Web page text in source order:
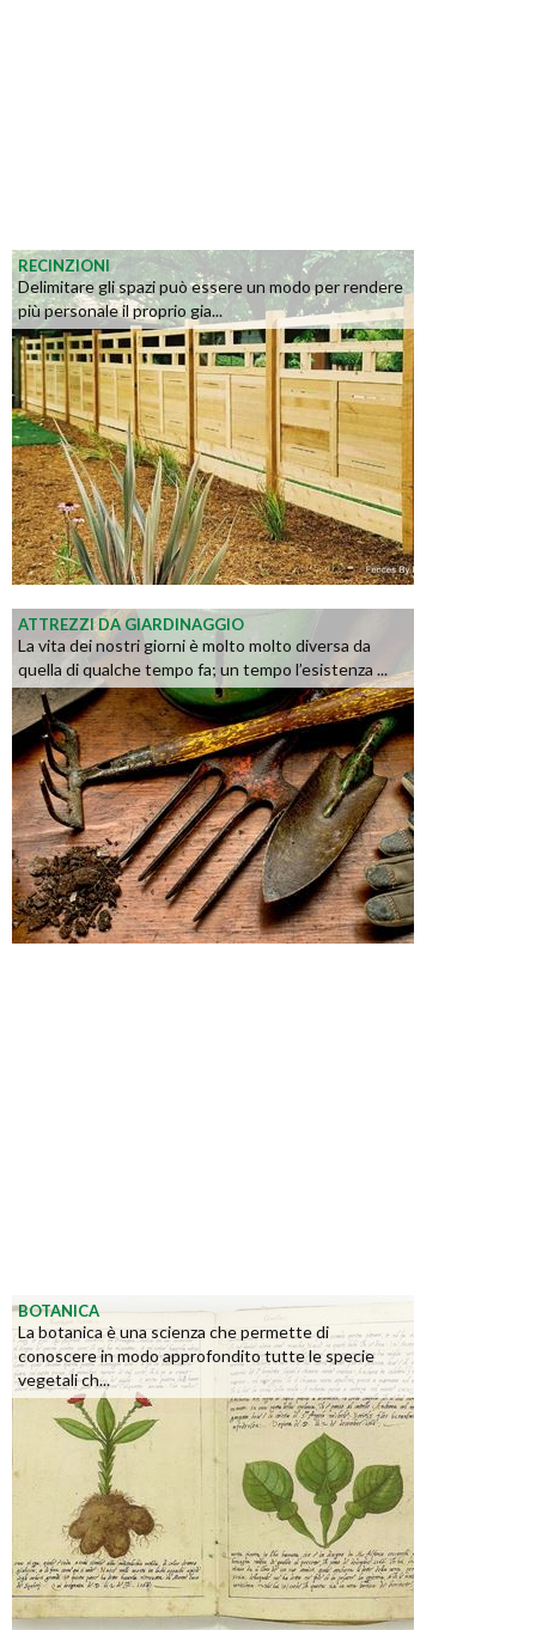
RECINZIONI
Delimitare gli spazi può essere un modo per rendere
più personale il proprio gia...
ATTREZZI DA GIARDINAGGIO
La vita dei nostri giorni è molto molto diversa da
quella di qualche tempo fa; un tempo l’esistenza ...
BOTANICA
La botanica è una scienza che permette di
conoscere in modo approfondito tutte le specie
vegetali ch...